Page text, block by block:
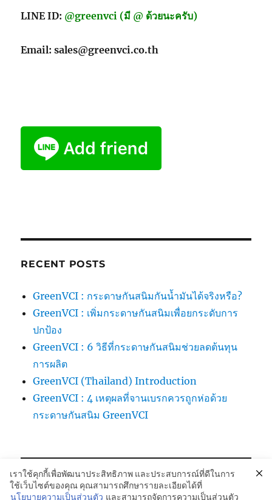
LINE ID: @greenvci (มี @ ด้วยนะครับ)
Email: sales@greenvci.co.th
RECENT POSTS
GreenVCI : กระดาษกันสนิมกันน้ำมันได้จริงหรือ?
GreenVCI : เพิ่มกระดาษกันสนิมเพื่อยกระดับการ
ปกป้อง
GreenVCI : 6 วิธีที่กระดาษกันสนิมช่วยลดต้นทุน
การผลิต
GreenVCI (Thailand) Introduction
GreenVCI : 4 เหตุผลที่จานเบรกควรถูกห่อด้วย
กระดาษกันสนิม GreenVCI
เราใช้คุกกี้เพื่อพัฒนาประสิทธิภาพ และประสบการณ์ที่ดีในการ
ใช้เว็บไซต์ของคุณ คุณสามารถศึกษารายละเอียดได้ที่
นโยบายความเป็นส่วนตัว และสามารถจัดการความเป็นส่วนตัว